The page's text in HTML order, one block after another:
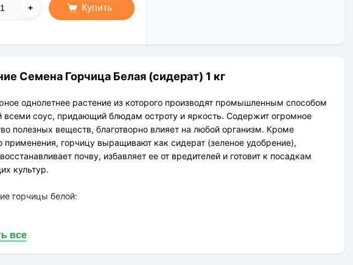
Купить
Семена Горчица Белая (сидерат) 1 кг
однолетнее растение из которого производят промышленным способом
соус, придающий блюдам остроту и яркость. Содержит огромное
полезных веществ, благотворно влияет на любой организм. Кроме
применения, горчицу выращивают как сидерат (зеленое удобрение),
почву, избавляет ее от вредителей и готовит к посадкам
культур.
горчицы белой:
все